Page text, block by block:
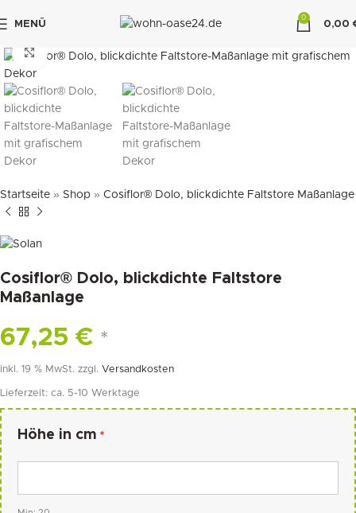
MENÜ
0
0,00
klicken um zu vergrößern
Startseite » Shop » Cosiflor® Dolo, blickdichte Faltstore Maßanlage
Cosiflor® Dolo, blickdichte Faltstore
Maßanlage
67,25 € *
inkl. 19 % MwSt. zzgl. Versandkosten
Lieferzeit: ca. 5-10 Werktage
Höhe in cm *